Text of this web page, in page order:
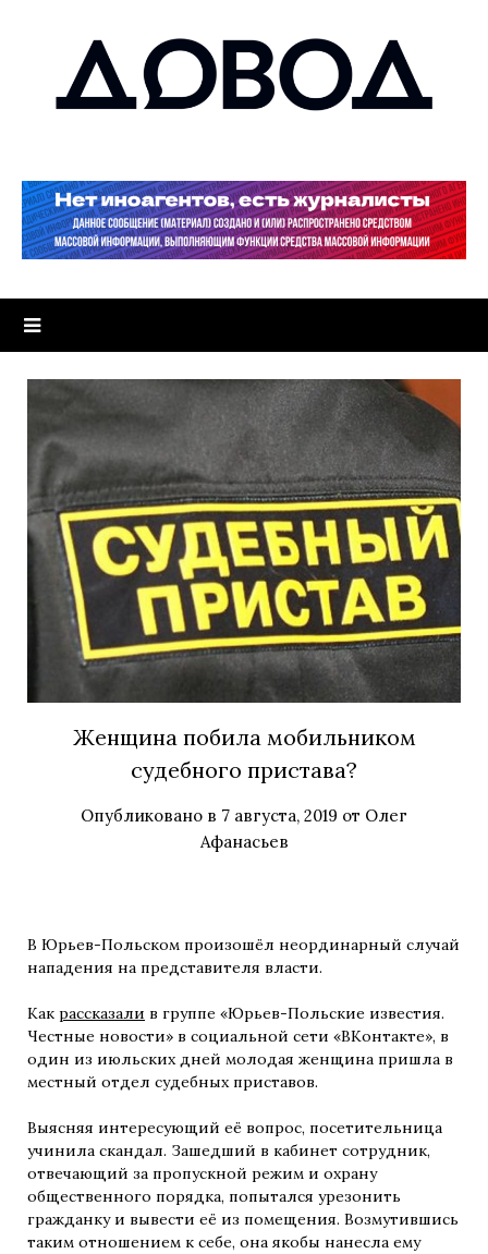
Женщина побила мобильником
судебного пристава?
Опубликовано в 7 августа, 2019 от Олег
Афанасьев
В Юрьев-Польском произошёл неординарный случай
нападения на представителя власти.
Как рассказали в группе «Юрьев-Польские известия.
Честные новости» в социальной сети «ВКонтакте», в
один из июльских дней молодая женщина пришла в
местный отдел судебных приставов.
Выясняя интересующий её вопрос, посетительница
учинила скандал. Зашедший в кабинет сотрудник,
отвечающий за пропускной режим и охрану
общественного порядка, попытался урезонить
гражданку и вывести её из помещения. Возмутившись
таким отношением к себе, она якобы нанесла ему